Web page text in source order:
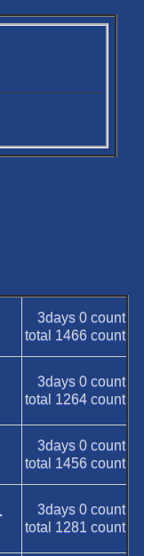
3days 0count
total 1466count
3days 0count
total 1264count
3days 0count
total 1456count
3days 0count
total 1281 count